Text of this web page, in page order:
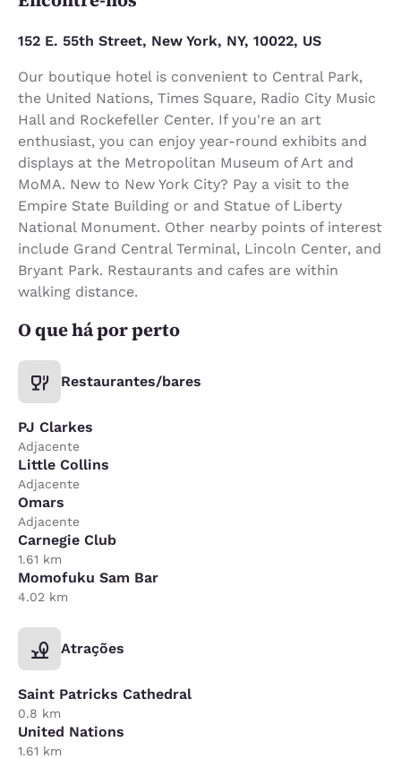
152 E. 55th Street, New York, NY, 10022, US
Our boutique hotel is convenient to Central Park,
the United Nations, Times Square, Radio City Music
Hall and Rockefeller Center. If you're an art
enthusiast, you can enjoy year-round exhibits and
displays at the Metropolitan Museum of Art and
MoMA. New to New York City? Pay a visit to the
Empire State Building or and Statue of Liberty
National Monument. Other nearby points of interest
include Grand Central Terminal, Lincoln Center, and
Bryant Park. Restaurants and cafes are within
walking distance.
O que há por perto
Restaurantes/bares
PJ Clarkes
Adjacente
Little Collins
Adjacente
Omars
Adjacente
Carnegie Club
1.61 km
Momofuku Sam Bar
4.02 km
Atrações
Saint Patricks Cathedral
0.8 km
United Nations
1.61 km